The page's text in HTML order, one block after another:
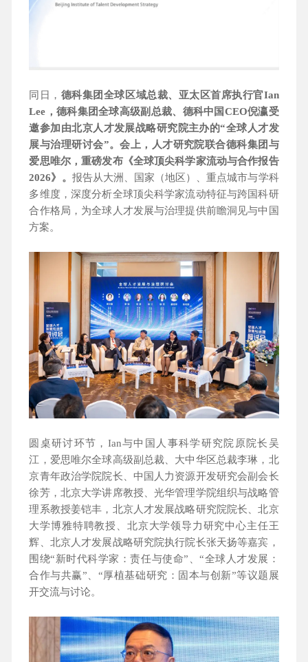
同日， 德科集团全球区域总裁、亚太区首席执行官Ian
Lee，德科集团全球高级副总裁、德科中国CEO倪瀛受
邀参加由北京人才发展战略研究院主办的“全球人才发
展与治理研讨会”。会上，人才研究院联合德科集团与
爱思唯尔，重磅发布《全球顶尖科学家流动与合作报告
2026》。 报告从大洲、国家（地区）、重点城市与学科
多维度，深度分析全球顶尖科学家流动特征与跨国科研
合作格局，为全球人才发展与治理提供前瞻洞见与中国
方案。
圆桌研讨环节，Ian与中国人事科学研究院原院长吴
江，爱思唯尔全球高级副总裁、大中华区总裁李琳，北
京青年政治学院院长、中国人力资源开发研究会副会长
徐芳，北京大学讲席教授、光华管理学院组织与战略管
理系教授姜铠丰，北京人才发展战略研究院院长、北京
大学博雅特聘教授、北京大学领导力研究中心主任王
辉、北京人才发展战略研究院执行院长张天扬等嘉宾，
围绕“新时代科学家：责任与使命”、“全球人才发展：
合作与共赢”、“厚植基础研究：固本与创新”等议题展
开交流与讨论。